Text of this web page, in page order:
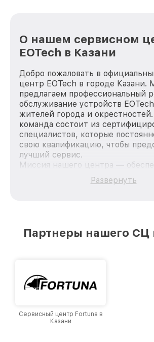
О нашем сервисном
EOTech в Казани
Добро пожаловать в
центр EOTech в городе Казани.
предлагаем профессиональный
обслуживание устройств
жителей города и
команда состоит из
специалистов, которые
свою квалификацию, чтобы
лучший сервис.
Миссия нашего центра —
качественный и доступный
каждого пользователя
лучшим сервисным центром
Развернуть
Партнеры нашего СЦ
Сервисный центр Fortuna в
Казани